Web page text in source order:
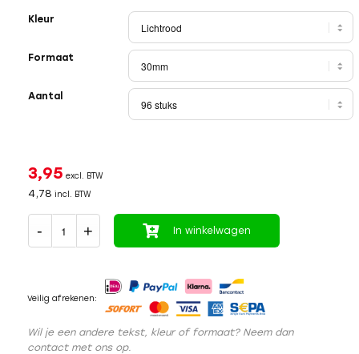
Kleur
Formaat
Aantal
3,95 excl. BTW
4,78 incl. BTW
In winkelwagen
Veilig afrekenen:
Wil je een andere tekst, kleur of formaat? Neem dan
contact met ons op.